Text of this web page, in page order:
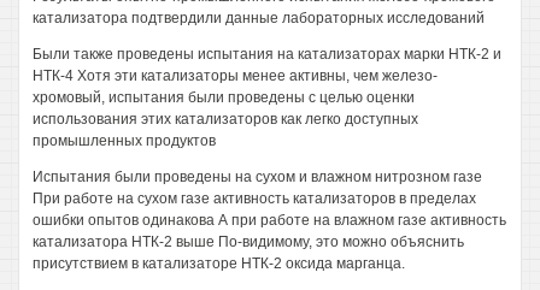
катализатора подтвердили данные лабораторных исследований
Были также проведены испытания на катализаторах марки НТК-2 и
НТК-4 Хотя эти катализаторы менее активны, чем железо-
хромовый, испытания были проведены с целью оценки
использования этих катализаторов как легко доступных
промышленных продуктов
Испытания были проведены на сухом и влажном нитрозном газе
При работе на сухом газе активность катализаторов в пределах
ошибки опытов одинакова А при работе на влажном газе активность
катализатора НТК-2 выше По-видимому, это можно объяснить
присутствием в катализаторе НТК-2 оксида марганца.